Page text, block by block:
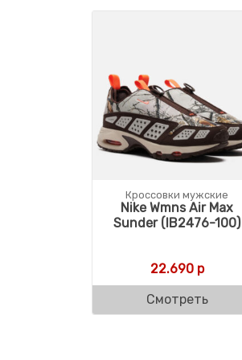
Кроссовки мужские
Nike Wmns Air Max
Sunder (IB2476-100)
22.690р
Смотреть